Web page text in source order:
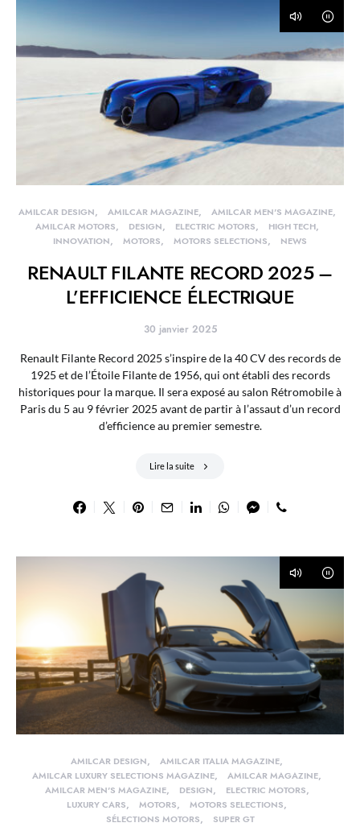
AMILCAR DESIGN AMILCAR MAGAZINE
AMILCAR MEN'S MAGAZINE
AMILCAR MOTORS
DESIGN ELECTRIC MOTORS
HIGH TECH
INNOVATION
MOTORS MOTORS SELECTIONS NEWS
RENAULT FILANTE RECORD 2025 –
L’EFFICIENCE ÉLECTRIQUE
30 janvier 2025
Renault Filante Record 2025 s’inspire de la 40 CV des records de
1925 et de l’Étoile Filante de 1956, qui ont établi des records
historiques pour la marque. Il sera exposé au salon Rétromobile à
Paris du 5 au 9 février 2025 avant de partir à l’assaut d’un record
d’efficience au premier semestre.
Lire la suite
AMILCAR DESIGN
AMILCAR ITALIA MAGAZINE
AMILCAR LUXURY SELECTIONS MAGAZINE
AMILCAR MAGAZINE
AMILCAR MEN'S MAGAZINE
DESIGN
ELECTRIC MOTORS
LUXURY CARS
MOTORS
MOTORS SELECTIONS
SÉLECTIONS MOTORS
SUPER GT